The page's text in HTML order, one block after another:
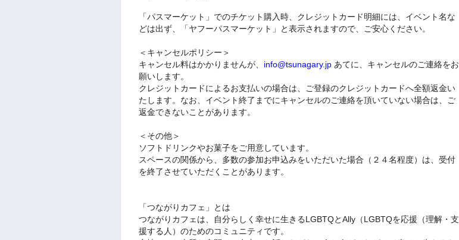
「パスマーケット」でのチケット購入時、クレジットカード明細には、イベント名な
どは出ず、「ヤフーパスマーケット」と表示されますので、ご安心ください。
＜キャンセルポリシー＞
キャンセル料はかかりませんが、 info@tsunagary.jp あてに、キャンセルのご連絡をお
願いします。
クレジットカードによるお支払いの場合は、ご登録のクレジットカードへ全額返金い
たします。なお、イベント終了までにキャンセルのご連絡を頂いていない場合は、ご
返金できないことがあります。
＜その他＞
ソフトドリンクやお菓子をご用意しています。
スペースの関係から、多数の参加お申込みをいただいた場合（２４名程度）は、受付
を終了させていただくことがあります。
「つながりカフェ」とは
つながりカフェは、自分らしく幸せに生きるLGBTQとAlly（LGBTQを応援（理解・支
援する人）のためのコミュニティです。